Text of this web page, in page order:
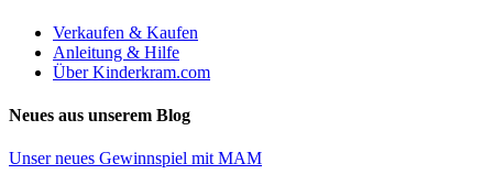
Verkaufen & Kaufen
Anleitung & Hilfe
Über Kinderkram.com
Neues aus unserem Blog
Unser neues Gewinnspiel mit MAM